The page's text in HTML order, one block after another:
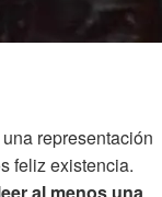
representación
feliz existencia.